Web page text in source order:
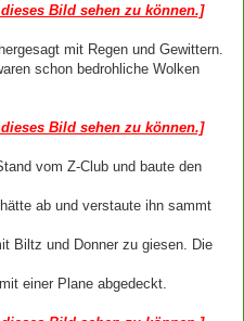
Bild sehen zu können.]
mit Regen und Gewittern.
schon bedrohliche Wolken
Bild sehen zu können.]
vom Z-Club und baute den
ab und verstaute ihn sammt
Biltz und Donner zu giesen. Die
einer Plane abgedeckt.